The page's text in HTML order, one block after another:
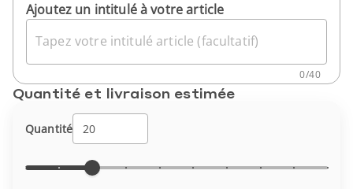
Ajoutez un intitulé à votre article
Tapez votre intitulé article (facultatif)
0/40
Quantité et livraison estimée
Quantité